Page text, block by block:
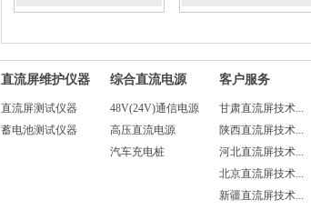
直流屏维护仪器
直流屏测试仪器
蓄电池测试仪器
综合直流电源
48V(24V)通信电源
高压直流电源
汽车充电桩
客户服务
甘肃直流屏技术...
陕西直流屏技术...
河北直流屏技术...
北京直流屏技术...
新疆直流屏技术...